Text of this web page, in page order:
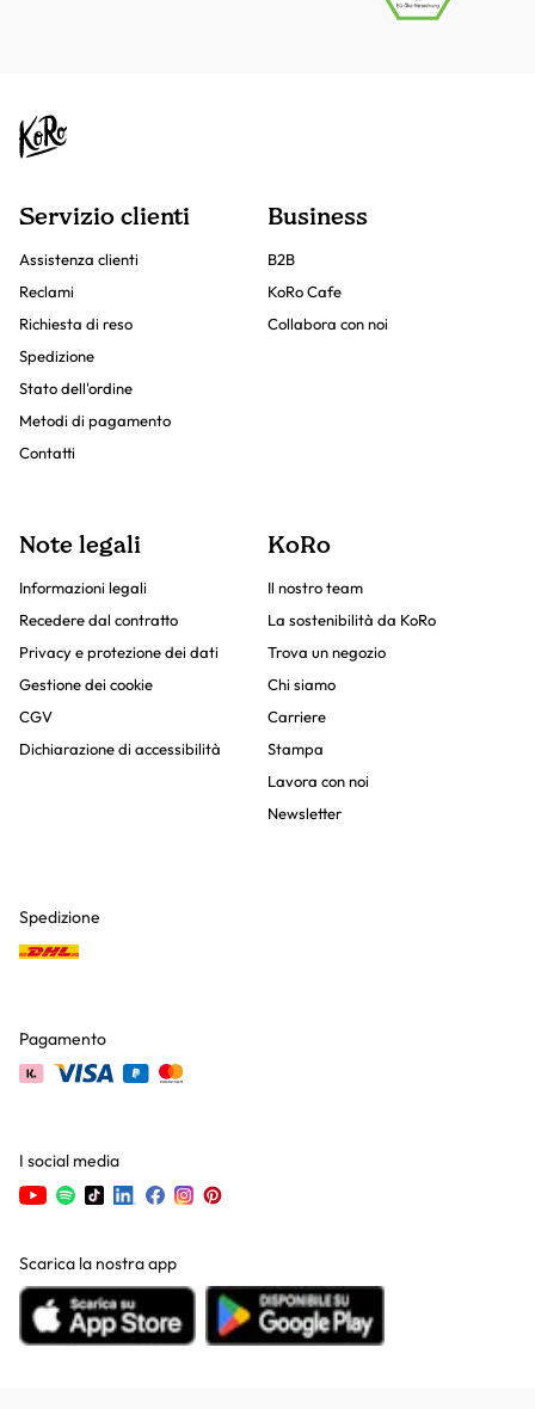
Servizio clienti
Assistenza clienti
Reclami
Richiesta di reso
Spedizione
Stato dell'ordine
Metodi di pagamento
Contatti
Business
B2B
KoRo Cafe
Collabora con noi
Note legali
Informazioni legali
Recedere dal contratto
Privacy e protezione dei dati
Gestione dei cookie
CGV
Dichiarazione di accessibilità
KoRo
Il nostro team
La sostenibilità da KoRo
Trova un negozio
Chi siamo
Carriere
Stampa
Lavora con noi
Newsletter
Spedizione
Pagamento
I social media
Scarica la nostra app